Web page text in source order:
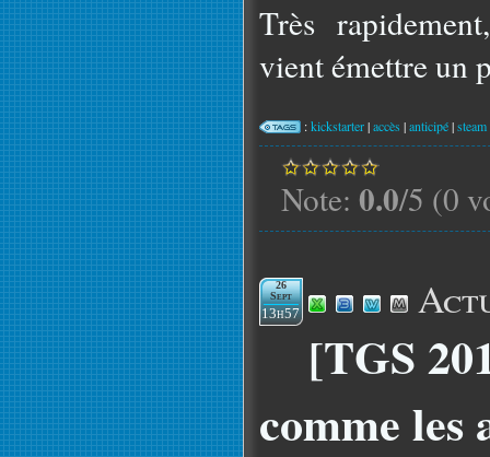
Très
vient émettre un
:kickstarter|accès |anticipé|steam
Note: 0.0/5 (0
26
Sept
13h57
[TGS
comme les